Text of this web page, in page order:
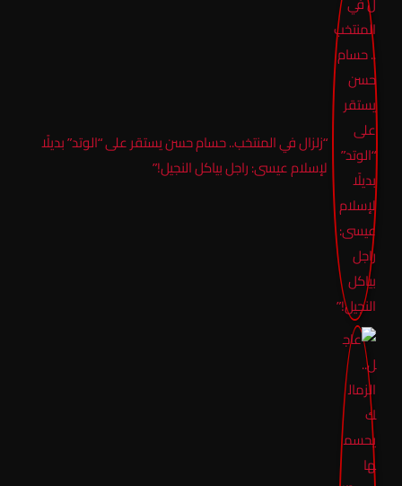
“زلزال في المنتخب.. حسام حسن يستقر على “الوتد” بديلًا
لإسلام عيسى: راجل بياكل النجيل!”